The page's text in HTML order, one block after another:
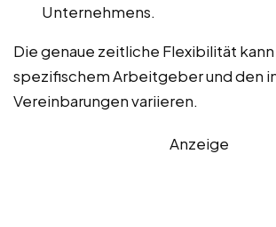
Unternehmens.
Die genaue zeitliche Flexibilität
spezifischem Arbeitgeber und den
Vereinbarungen variieren.
Anzeige